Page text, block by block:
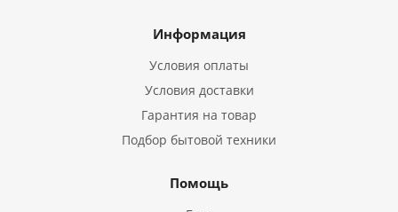
Информация
Условия оплаты
Условия доставки
Гарантия на товар
Подбор бытовой техники
Помощь